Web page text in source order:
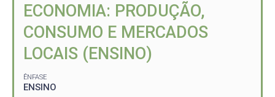
ECONOMIA: PRODUÇÃO,
CONSUMO E MERCADOS
LOCAIS (ENSINO)
ÊNFASE
ENSINO